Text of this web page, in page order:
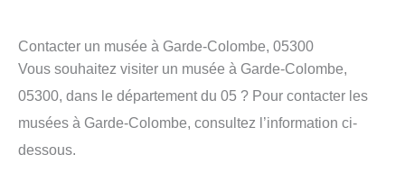
Contacter un musée à Garde-Colombe, 05300
Vous souhaitez visiter un musée à Garde-Colombe,
05300, dans le département du 05 ? Pour contacter les
musées à Garde-Colombe, consultez l’information ci-
dessous.